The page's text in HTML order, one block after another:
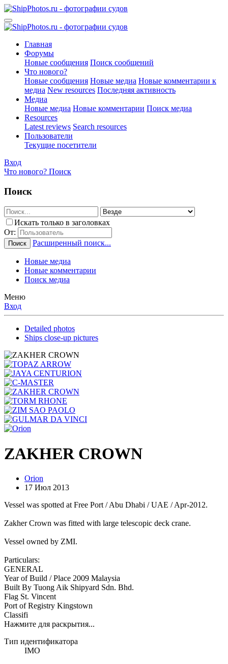
Главная
Форумы
Новые сообщения Поиск сообщений
Что нового?
Новые сообщения Новые медиа Новые комментарии к
медиа New resources Последняя активность
Медиа
Новые медиа Новые комментарии Поиск медиа
Resources
Latest reviews Search resources
Пользователи
Текущие посетители
Вход
Что нового? Поиск
Поиск
Искать только в заголовках
От:
Поиск Расширенный поиск...
Новые медиа
Новые комментарии
Поиск медиа
Меню
Вход
Detailed photos
Ships close-up pictures
ZAKHER CROWN
Orion
17 Июл 2013
Vessel was spotted at Free Port / Abu Dhabi / UAE / Apr-2012.
Zakher Crown was fitted with large telescopic deck crane.
Vessel owned by ZMI.
Particulars:
GENERAL
Year of Build / Place 2009 Malaysia
Built By Tuong Aik Shipyard Sdn. Bhd.
Flag St. Vincent
Port of Registry Kingstown
Classifi
Нажмите для раскрытия...
Тип идентификатора
IMO